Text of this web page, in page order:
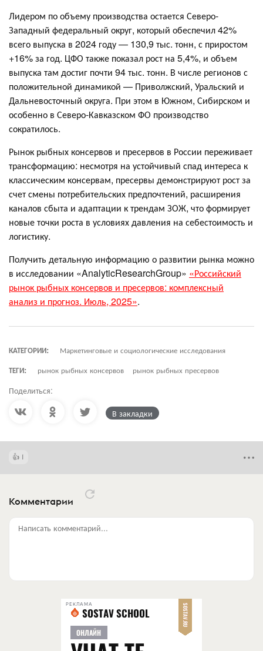
Лидером по объему производства остается Северо-
Западный федеральный округ, который обеспечил 42%
всего выпуска в 2024 году — 130,9 тыс. тонн, с приростом
+16% за год. ЦФО также показал рост на 5,4%, и объем
выпуска там достиг почти 94 тыс. тонн. В числе регионов с
положительной динамикой — Приволжский, Уральский и
Дальневосточный округа. При этом в Южном, Сибирском и
особенно в Северо-Кавказском ФО производство
сократилось.
Рынок рыбных консервов и пресервов в России переживает
трансформацию: несмотря на устойчивый спад интереса к
классическим консервам, пресервы демонстрируют рост за
счет смены потребительских предпочтений, расширения
каналов сбыта и адаптации к трендам ЗОЖ, что формирует
новые точки роста в условиях давления на себестоимость и
логистику.
Получить детальную информацию о развитии рынка можно
в исследовании «AnalyticResearchGroup» «Российский
рынок рыбных консервов и пресервов: комплексный
анализ и прогноз. Июль, 2025».
КАТЕГОРИИ:
Маркетинговые и социологические исследования
ТЕГИ:
рынок рыбных консервов рынок рыбных пресервов
Поделиться:
В закладки
1
Комментарии
Написать комментарий...
РЕКЛАМА